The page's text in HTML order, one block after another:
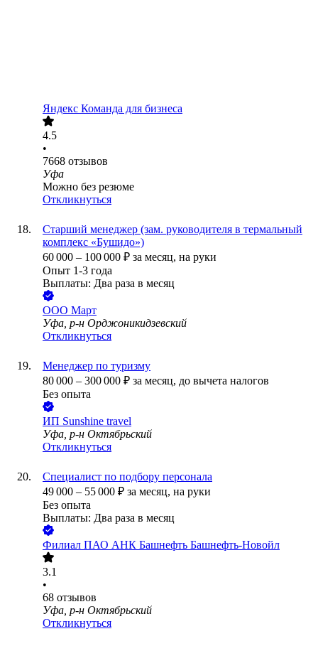
Яндекс Команда для бизнеса
4.5
•
7668 отзывов
Уфа
Можно без резюме
Откликнуться
Старший менеджер (зам. руководителя в термальный
комплекс «Бушидо»)
60 000 – 100 000 ₽ за месяц, на руки
Опыт 1-3 года
Выплаты: Два раза в месяц
ООО Март
Уфа, р-н Орджоникидзевский
Откликнуться
Менеджер по туризму
80 000 – 300 000 ₽ за месяц, до вычета налогов
Без опыта
ИП Sunshine travel
Уфа, р-н Октябрьский
Откликнуться
Специалист по подбору персонала
49 000 – 55 000 ₽ за месяц, на руки
Без опыта
Выплаты: Два раза в месяц
Филиал ПАО АНК Башнефть Башнефть-Новойл
3.1
•
68 отзывов
Уфа, р-н Октябрьский
Откликнуться